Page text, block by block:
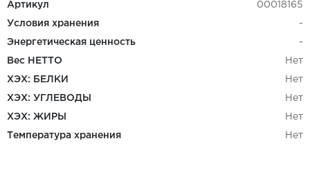
Артикул 00018165
Условия хранения -
Энергетическая ценность -
Вес НЕТТО Нет
ХЭХ: БЕЛКИ Нет
ХЭХ: УГЛЕВОДЫ Нет
ХЭХ: ЖИРЫ Нет
Температура хранения Нет